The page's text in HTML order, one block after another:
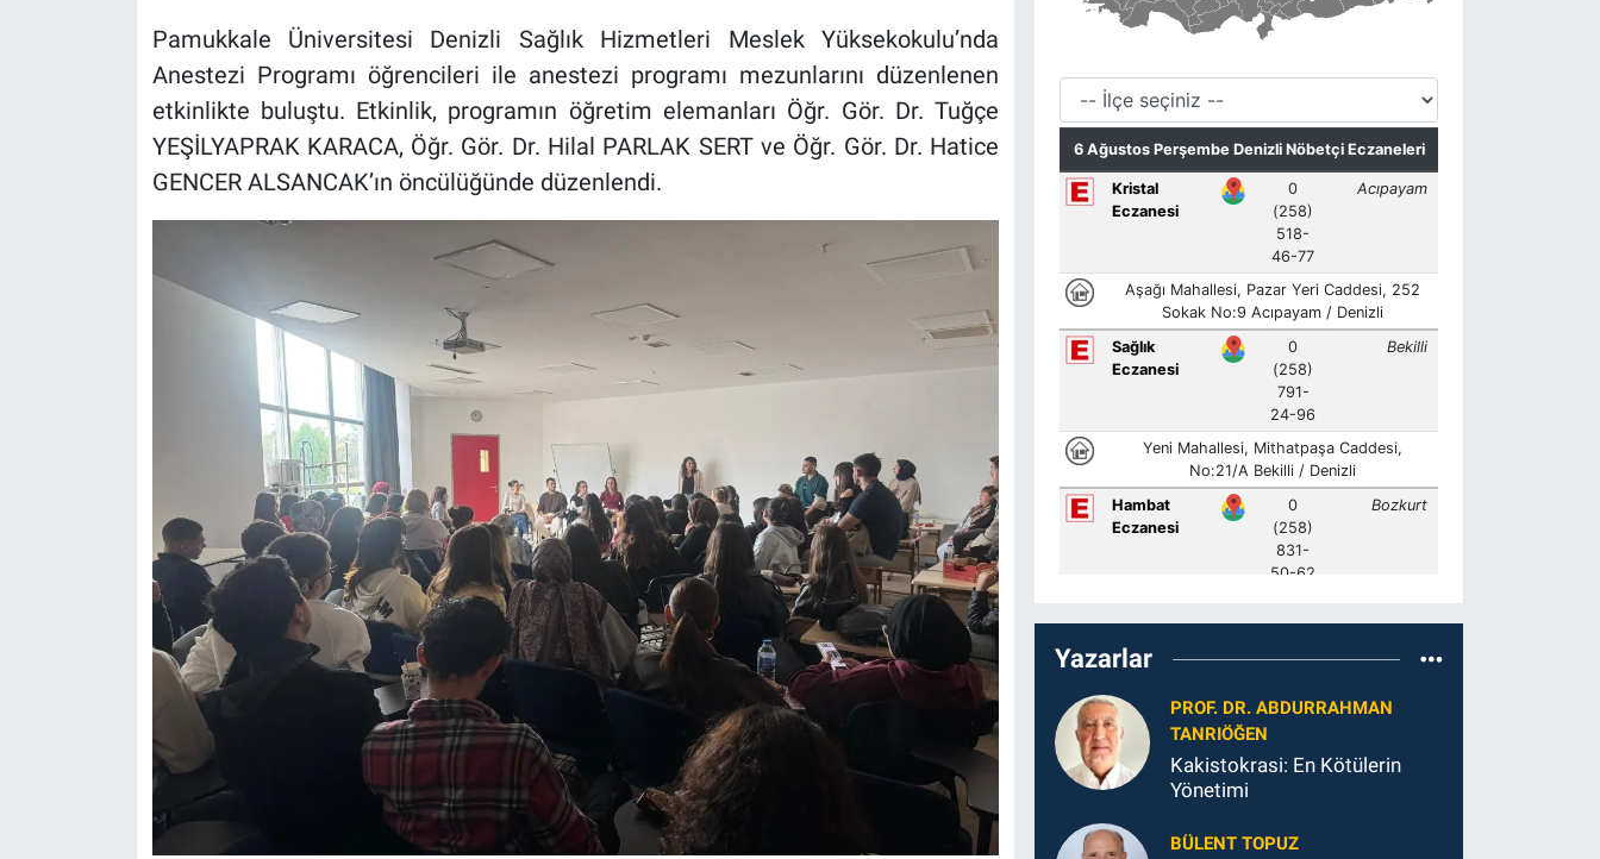
Pamukkale Üniversitesi Denizli Sağlık Hizmetleri Meslek Yüksekokulu’nda
Anestezi Programı öğrencileri ile anestezi programı mezunlarını düzenlenen
etkinlikte buluştu. Etkinlik, programın öğretim elemanları Öğr. Gör. Dr. Tuğçe
YEŞİLYAPRAK KARACA, Öğr. Gör. Dr. Hilal PARLAK SERT ve Öğr. Gör. Dr. Hatice
GENCER ALSANCAK’ın öncülüğünde düzenlendi.
Yazarlar
PROF. DR. ABDURRAHMAN
TANRIÖĞEN
Kakistokrasi: En Kötülerin
Yönetimi
BÜLENT TOPUZ